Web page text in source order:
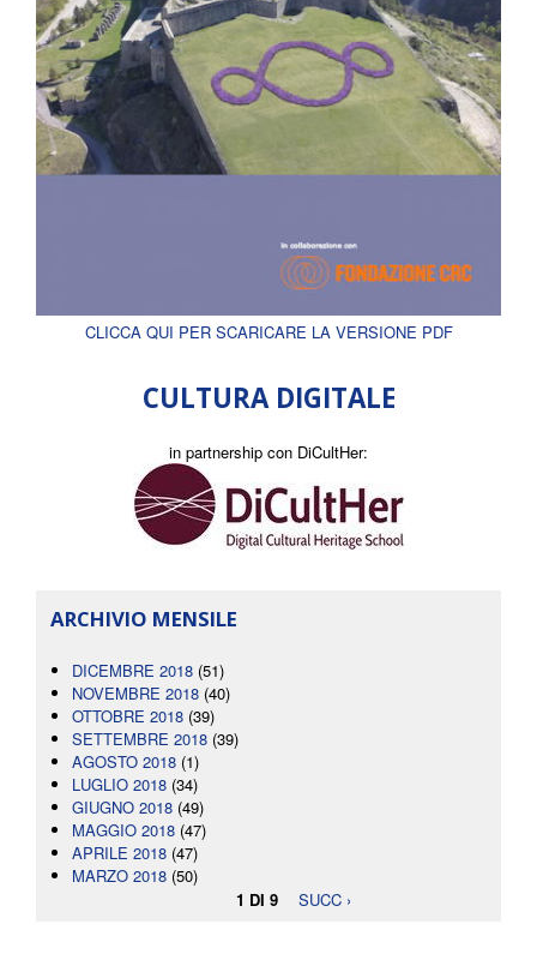
CLICCA QUI PER SCARICARE LA VERSIONE PDF
CULTURA DIGITALE
in partnership con DiCultHer:
ARCHIVIO MENSILE
DICEMBRE 2018 (51)
NOVEMBRE 2018 (40)
OTTOBRE 2018 (39)
SETTEMBRE 2018 (39)
AGOSTO 2018 (1)
LUGLIO 2018 (34)
GIUGNO 2018 (49)
MAGGIO 2018 (47)
APRILE 2018 (47)
MARZO 2018 (50)
1 DI 9
SUCC ›